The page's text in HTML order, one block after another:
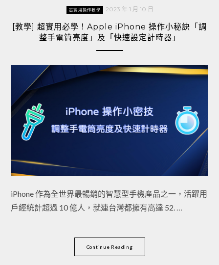
超實用操作教學 2023 年 1 月 10 日
[教學] 超實用必學！Apple iPhone 操作小秘訣「調
整手電筒亮度」及「快速設定計時器」
iPhone 作為全世界最暢銷的智慧型手機產品之一，活躍用
戶經統計超過 10 億人，就連台灣都擁有高達 52. …
Continue Reading